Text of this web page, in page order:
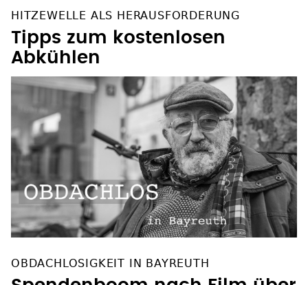
HITZEWELLE ALS HERAUSFORDERUNG
Tipps zum kostenlosen
Abkühlen
OBDACHLOSIGKEIT IN BAYREUTH